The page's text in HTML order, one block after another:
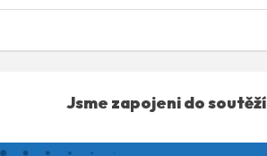
Jsme zapojeni do soutěží